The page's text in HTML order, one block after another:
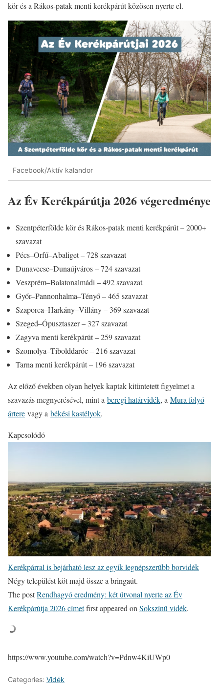
kör és a Rákos-patak menti kerékpárút közösen nyerte el.
Facebook/Aktív kalandor
Az Év Kerékpárútja 2026 végeredménye
Szentpéterfölde kör és Rákos-patak menti kerékpárút – 2000+
szavazat
Pécs–Orfű–Abaliget – 728 szavazat
Dunavecse–Dunaújváros – 724 szavazat
Veszprém–Balatonalmádi – 492 szavazat
Győr–Pannonhalma–Tényő – 465 szavazat
Szaporca–Harkány–Villány – 369 szavazat
Szeged–Ópusztaszer – 327 szavazat
Zagyva menti kerékpárút – 259 szavazat
Szomolya–Tibolddaróc – 216 szavazat
Tarna menti kerékpárút – 196 szavazat
Az előző években olyan helyek kaptak kitüntetett figyelmet a
szavazás megnyerésével, mint a beregi határvidék, a Mura folyó
ártere vagy a békési kastélyok.
Kapcsolódó
Kerékpárral is bejárható lesz az egyik legnépszerűbb borvidék
Négy települést köt majd össze a bringaút.
The postRendhagyó eredmény: két útvonal nyerte az Év
Kerékpárútja 2026 címetfirst appeared on Sokszínű vidék.
https://www.youtube.com/watch?v=Pdnw4KiUWp0
Categories: Vidék